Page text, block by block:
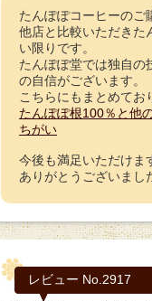
たんぽぽコーヒーのご
他店と比較いただきた
い限りです。
たんぽぽ堂では独自の
の自信がございます。
こちらにもまとめてお
たんぽぽ根100％と他
ちがい
今後も満足いただけま
ありがとうございまし
レビュー No.2917